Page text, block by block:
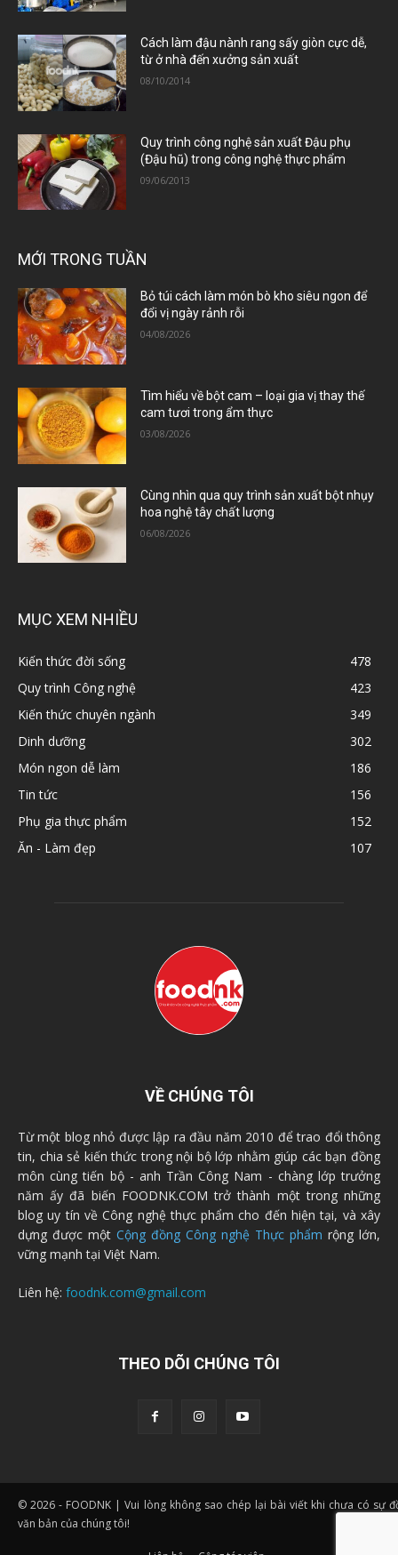
Cách làm đậu nành rang sấy giòn cực dễ,
từ ở nhà đến xưởng sản xuất
08/10/2014
Quy trình công nghệ sản xuất Đậu phụ
(Đậu hũ) trong công nghệ thực phẩm
09/06/2013
MỚI TRONG TUẦN
Bỏ túi cách làm món bò kho siêu ngon để
đổi vị ngày rảnh rỗi
04/08/2026
Tìm hiểu về bột cam – loại gia vị thay thế
cam tươi trong ẩm thực
03/08/2026
Cùng nhìn qua quy trình sản xuất bột nhụy
hoa nghệ tây chất lượng
06/08/2026
MỤC XEM NHIỀU
Kiến thức đời sống
478
Quy trình Công nghệ
423
Kiến thức chuyên ngành
349
Dinh dưỡng
302
Món ngon dễ làm
186
Tin tức
156
Phụ gia thực phẩm
152
Ăn - Làm đẹp
107
VỀ CHÚNG TÔI
Từ một blog nhỏ được lập ra đầu năm 2010 để trao đổi thông
tin, chia sẻ kiến thức trong nội bộ lớp nhằm giúp các bạn đồng
môn cùng tiến bộ - anh Trần Công Nam - chàng lớp trưởng
năm ấy đã biến FOODNK.COM trở thành một trong những
blog uy tín về Công nghệ thực phẩm cho đến hiện tại, và xây
dựng được một Cộng đồng Công nghệ Thực phẩm rộng lớn,
vững mạnh tại Việt Nam.
Liên hệ: foodnk.com@gmail.com
THEO DÕI CHÚNG TÔI
© 2026 - FOODNK | Vui lòng không sao chép lại bài viết khi chưa có sự
văn bản của chúng tôi!